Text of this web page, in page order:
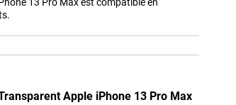
Apple iPhone 13 Pro Max